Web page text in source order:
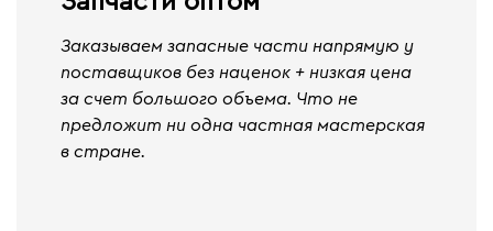
Заказываем запасные части напрямую у
поставщиков без наценок + низкая цена
за счет большого объема. Что не
предложит ни одна частная мастерская
в стране.